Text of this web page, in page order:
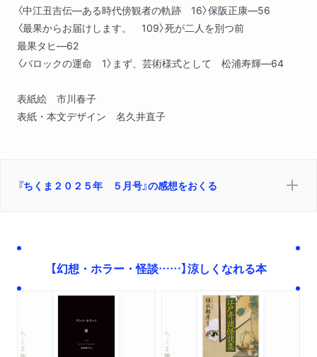
〈中江丑吉伝―ある時代傍観者の軌跡 16〉保阪正康―56
〈最果からお届けします。 109〉死が二人を別つ前
最果タヒ―62
〈バロックの運命 1〉まず、芸術様式として 松浦寿輝―64
表紙絵 市川春子
表紙・本文デザイン 名久井直子
『ちくま２０２５年 ５月号』の感想をおくる
【幻想・ホラー・怪談……】涼しくなれる本
ちくま文庫 ちくま学芸文庫